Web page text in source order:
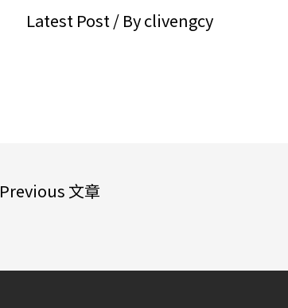
Latest Post / Byclivengcy
Previous 文章